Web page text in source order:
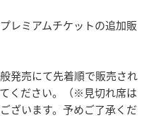
レミアムチケットの追加販
発売にて先着順で販売され
ください。（※見切れ席は
ざいます。予めご了承くだ